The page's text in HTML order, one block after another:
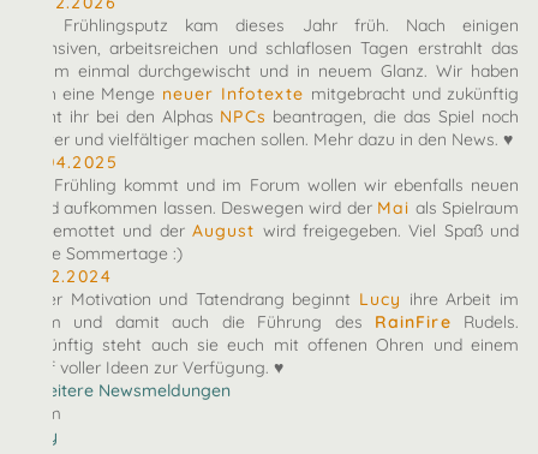
Der Frühlingsputz kam dieses Jahr früh. Nach einigen
intensiven, arbeitsreichen und schlaflosen Tagen erstrahlt das
Forum einmal durchgewischt und in neuem Glanz. Wir haben
euch eine Menge neuer Infotexte mitgebracht und zukünftig
könnt ihr bei den Alphas NPCs beantragen, die das Spiel noch
bunter und vielfältiger machen sollen. Mehr dazu in den News. ♥
27.04.2025
Der Frühling kommt und im Forum wollen wir ebenfalls neuen
Wind aufkommen lassen. Deswegen wird der Mai als Spielraum
eingemottet und derAugust wird freigegeben. Viel Spaß und
heiße Sommertage :)
07.12.2024
Voller Motivation und Tatendrang beginnt Lucy ihre Arbeit im
Team und damit auch die Führung des RainFire Rudels.
Zukünftig steht auch sie euch mit offenen Ohren und einem
Kopf voller Ideen zur Verfügung. ♥
» Weitere Newsmeldungen
Team
arby